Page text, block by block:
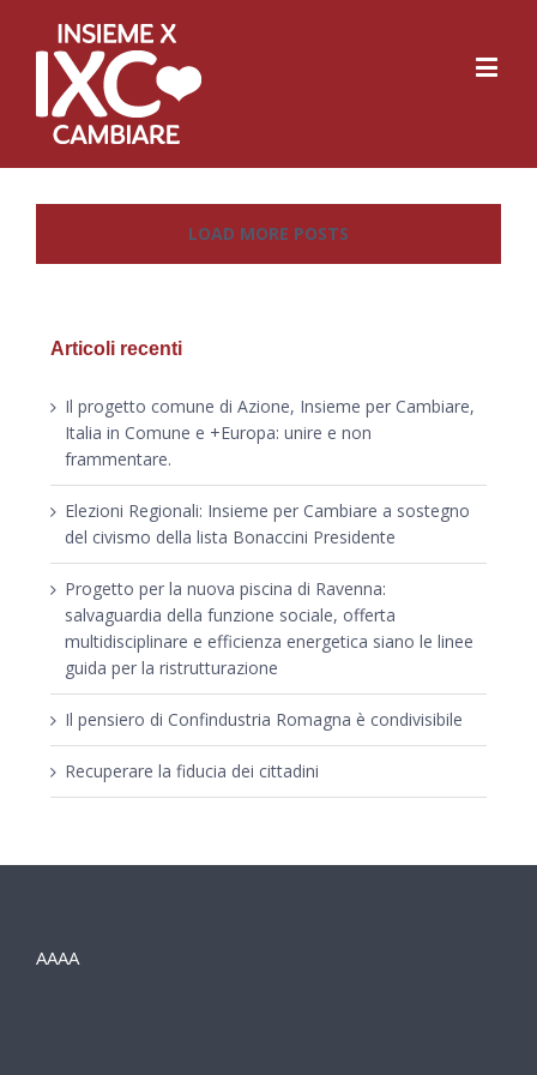
LOAD MORE POSTS
Articoli recenti
Il progetto comune di Azione, Insieme per Cambiare,
Italia in Comune e +Europa: unire e non
frammentare.
Elezioni Regionali: Insieme per Cambiare a sostegno
del civismo della lista Bonaccini Presidente
Progetto per la nuova piscina di Ravenna:
salvaguardia della funzione sociale, offerta
multidisciplinare e efficienza energetica siano le linee
guida per la ristrutturazione
Il pensiero di Confindustria Romagna è condivisibile
Recuperare la fiducia dei cittadini
AAAA